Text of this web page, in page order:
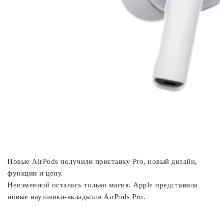
Новые AirPods получили приставку Pro, новый дизайн,
функции и цену.
Неизменной осталась только магия. Apple представила
новые наушники-вкладыши AirPods Pro.